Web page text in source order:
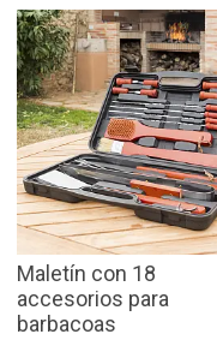
Maletín con 18
accesorios para
barbacoas